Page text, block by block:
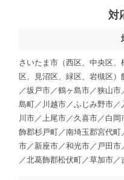
対
さいたま市（西区、中央区
区、見沼区、緑区、岩槻区
／坂戸市／鶴ヶ島市／狭山
島町／川越市／ふじみ野市
川市／上尾市／久喜市／白
飾郡杉戸町／南埼玉郡宮代
市／新座市／和光市／戸田
／北葛飾郡松伏町／草加市